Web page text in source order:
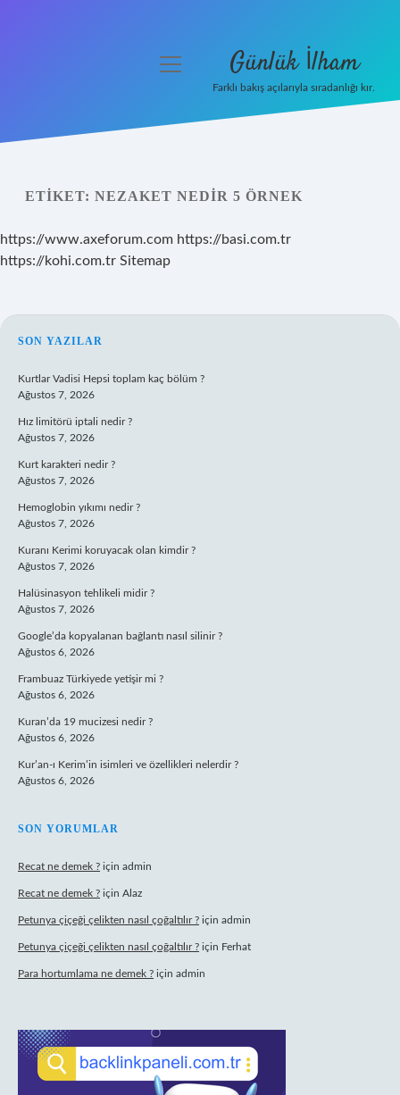
Yasal Uyarı
Hakkımızda
menüyü
Günlük İlham
Farklı bakış açılarıyla sıradanlığı kır.
ETIKET: NEZAKET NEDIR 5 ÖRNEK
https://www.axeforum.com https://basi.com.tr
https://kohi.com.tr Sitemap
SIDEBAR
SON YAZILAR
Kurtlar Vadisi Hepsi toplam kaç bölüm ?
Ağustos 7, 2026
Hız limitörü iptali nedir ?
Ağustos 7, 2026
Kurt karakteri nedir ?
Ağustos 7, 2026
Hemoglobin yıkımı nedir ?
Ağustos 7, 2026
Kuranı Kerimi koruyacak olan kimdir ?
Ağustos 7, 2026
Halüsinasyon tehlikeli midir ?
Ağustos 7, 2026
Google’da kopyalanan bağlantı nasıl silinir ?
Ağustos 6, 2026
Frambuaz Türkiyede yetişir mi ?
Ağustos 6, 2026
Kuran’da 19 mucizesi nedir ?
Ağustos 6, 2026
Kur’an-ı Kerim’in isimleri ve özellikleri nelerdir ?
Ağustos 6, 2026
SON YORUMLAR
Recat ne demek ? için admin
Recat ne demek ? için Alaz
Petunya çiçeği çelikten nasıl çoğaltılır ? için admin
Petunya çiçeği çelikten nasıl çoğaltılır ? için Ferhat
Para hortumlama ne demek ? için admin